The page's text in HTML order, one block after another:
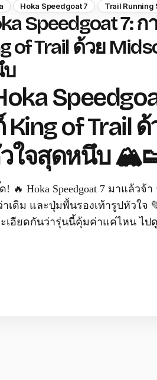
Hoka Speedgoat 7 Trail Running
Speedgoat 7:
of Trail ด้วย
King of Trail
ใจสุดหนึบ
! 🔥 Hoka Speedgoat 7 มาแล้วจ้
เดิม และปุ่มพื้นรองเท้ารูปหัวใจ
เอียดกันว่ารุ่นนี้คุ้มค่าแค่ไหน ไป